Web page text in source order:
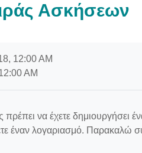
Ασκήσεων
12:00 AM
AM
να έχετε δημιουργήσει
έναν λογαριασμό.